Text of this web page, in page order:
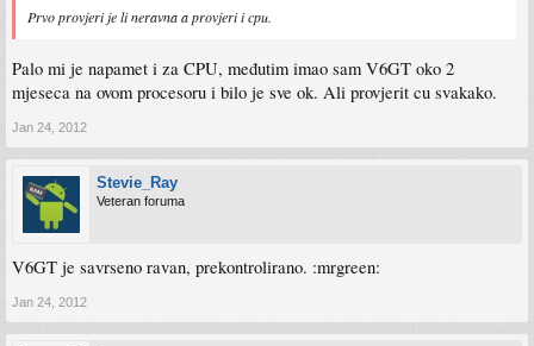
Prvo provjeri je li neravna a provjeri i cpu.
Palo mi je napamet i za CPU, međutim imao sam V6GT oko 2
mjeseca na ovom procesoru i bilo je sve ok. Ali provjerit cu svakako.
Jan 24, 2012
Stevie_Ray
Veteran foruma
V6GT je savrseno ravan, prekontrolirano. :mrgreen:
Jan 24, 2012